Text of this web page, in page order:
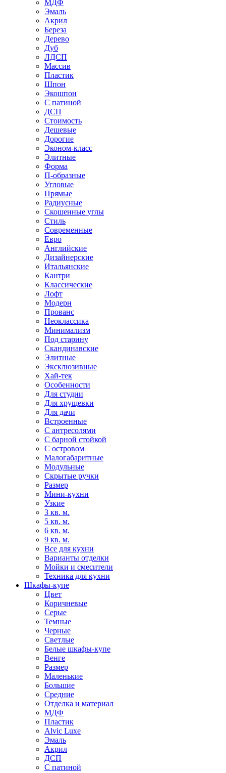
МДФ
Эмаль
Акрил
Береза
Дерево
Дуб
ЛДСП
Массив
Пластик
Шпон
Экошпон
С патиной
ДСП
Стоимость
Дешевые
Дорогие
Эконом-класс
Элитные
Форма
П-образные
Угловые
Прямые
Радиусные
Скошенные углы
Стиль
Современные
Евро
Английские
Дизайнерские
Итальянские
Кантри
Классические
Лофт
Модерн
Прованс
Неоклассика
Минимализм
Под старину
Скандинавские
Элитные
Эксклюзивные
Хай-тек
Особенности
Для студии
Для хрущевки
Для дачи
Встроенные
С антресолями
С барной стойкой
С островом
Малогабаритные
Модульные
Скрытые ручки
Размер
Мини-кухни
Узкие
3 кв. м.
5 кв. м.
6 кв. м.
9 кв. м.
Все для кухни
Варианты отделки
Мойки и смесители
Техника для кухни
Шкафы-купе
Цвет
Коричневые
Серые
Темные
Черные
Светлые
Белые шкафы-купе
Венге
Размер
Маленькие
Большие
Средние
Отделка и материал
МДФ
Пластик
Alvic Luxe
Эмаль
Акрил
ДСП
С патиной